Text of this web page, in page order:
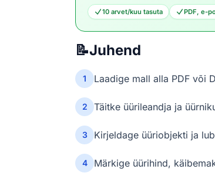
10 arvet/kuu tasuta PDF, e-
📝Juhend
1 Laadige mall alla PDF või
2 Täitke üürileandja ja
3 Kirjeldage üüriobjekti ja
4 Märkige üürihind,